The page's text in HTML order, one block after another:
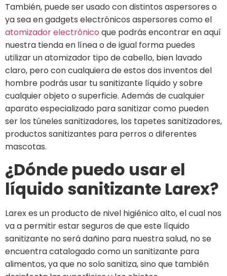
También, puede ser usado con distintos aspersores o
ya sea en gadgets electrónicos aspersores como el
atomizador electrónico que podrás encontrar en aquí
nuestra tienda en línea o de igual forma puedes
utilizar un atomizador tipo de cabello, bien lavado
claro, pero con cualquiera de estos dos inventos del
hombre podrás usar tu sanitizante líquido y sobre
cualquier objeto o superficie. Además de cualquier
aparato especializado para sanitizar como pueden
ser los túneles sanitizadores, los tapetes sanitizadores,
productos sanitizantes para perros o diferentes
mascotas.
¿Dónde puedo usar el
líquido sanitizante Larex?
Larex es un producto de nivel higiénico alto, el cual nos
va a permitir estar seguros de que este líquido
sanitizante no será dañino para nuestra salud, no se
encuentra catalogado como un sanitizante para
alimentos, ya que no solo sanitiza, sino que también